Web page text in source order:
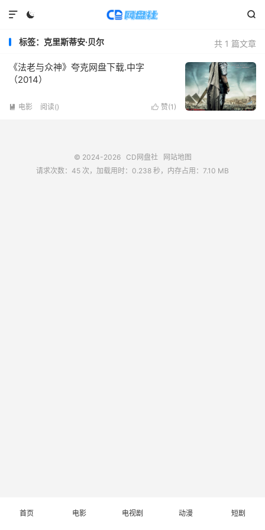
 

共 1 篇文章
标签：克里斯蒂安·贝尔
《法老与众神》夸克网盘下载.中字
（2014）
 赞(1 )
 电影 阅读()
© 2024-2026 CD网盘社
网站地图
请求次数：45 次，加载用时：0.238 秒，内存占用：7.10 MB
首页 电影 电视剧 动漫 短剧